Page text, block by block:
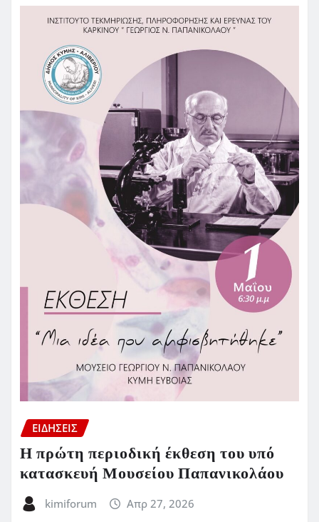
ΕΙΔΗΣΕΙΣ
Η πρώτη περιοδική έκθεση του υπό
κατασκευή Μουσείου Παπανικολάου
kimiforum Απρ 27, 2026